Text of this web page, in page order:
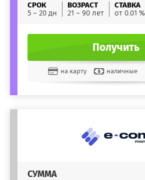
СРОК
5 – 20 дн
ВОЗРАСТ
21 – 90 лет
СТАВКА
от 0.01 %
Получить
на карту наличные
СУММА